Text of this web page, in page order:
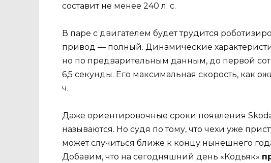
составит не менее 240 л. с.
В паре с двигателем будет трудится
привод — полный. Динамические
но по предварительным данным, до первой
6,5 секунды. Его максимальная скорость, как
ч.
Даже ориентировочные сроки появления
называются. Но судя по тому, что чехи уже
может случиться ближе к концу нынешнего
Добавим, что на сегодняшний день «Кодьяк»